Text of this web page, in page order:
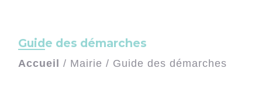
Guide des démarches
Accueil / Mairie / Guide des démarches